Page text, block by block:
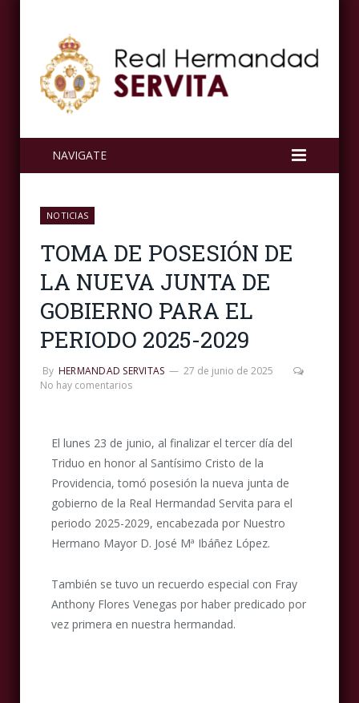
NAVIGATE
NOTICIAS
TOMA DE POSESIÓN DE
LA NUEVA JUNTA DE
GOBIERNO PARA EL
PERIODO 2025-2029
By HERMANDAD SERVITAS
27 de junio de 2025
No hay comentarios
El lunes 23 de junio, al finalizar el tercer día del
Triduo en honor al Santísimo Cristo de la
Providencia, tomó posesión la nueva junta de
gobierno de la Real Hermandad Servita para el
periodo 2025-2029, encabezada por Nuestro
Hermano Mayor D. José Mª Ibáñez López.
También se tuvo un recuerdo especial con Fray
Anthony Flores Venegas por haber predicado por
vez primera en nuestra hermandad.